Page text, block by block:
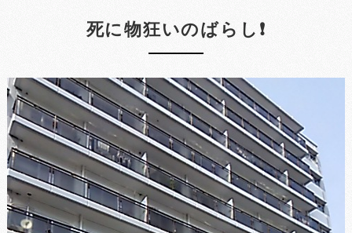
死に物狂いのばらし❗